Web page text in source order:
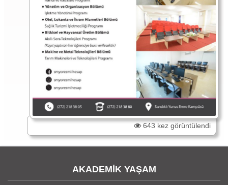
643 kez görüntülendi
AKADEMİK YAŞAM